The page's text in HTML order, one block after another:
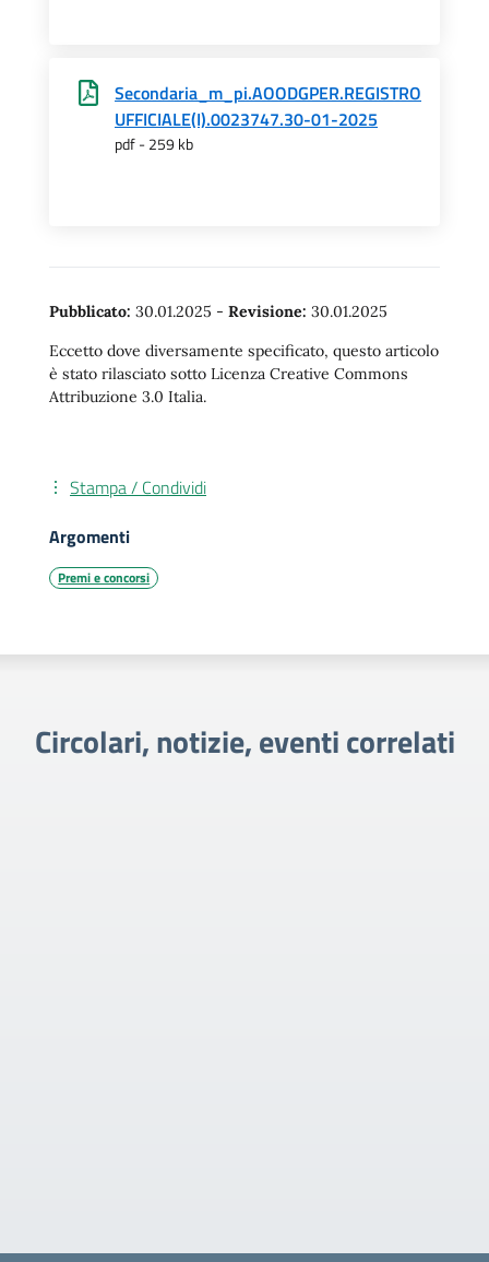
Secondaria_m_pi.AOODGPER.REGISTRO
UFFICIALE(I).0023747.30-01-2025
pdf - 259 kb
Pubblicato: 30.01.2025 - Revisione: 30.01.2025
Eccetto dove diversamente specificato, questo articolo
è stato rilasciato sotto Licenza Creative Commons
Attribuzione 3.0 Italia.
Stampa / Condividi
Argomenti
Premi e concorsi
Circolari, notizie, eventi correlati